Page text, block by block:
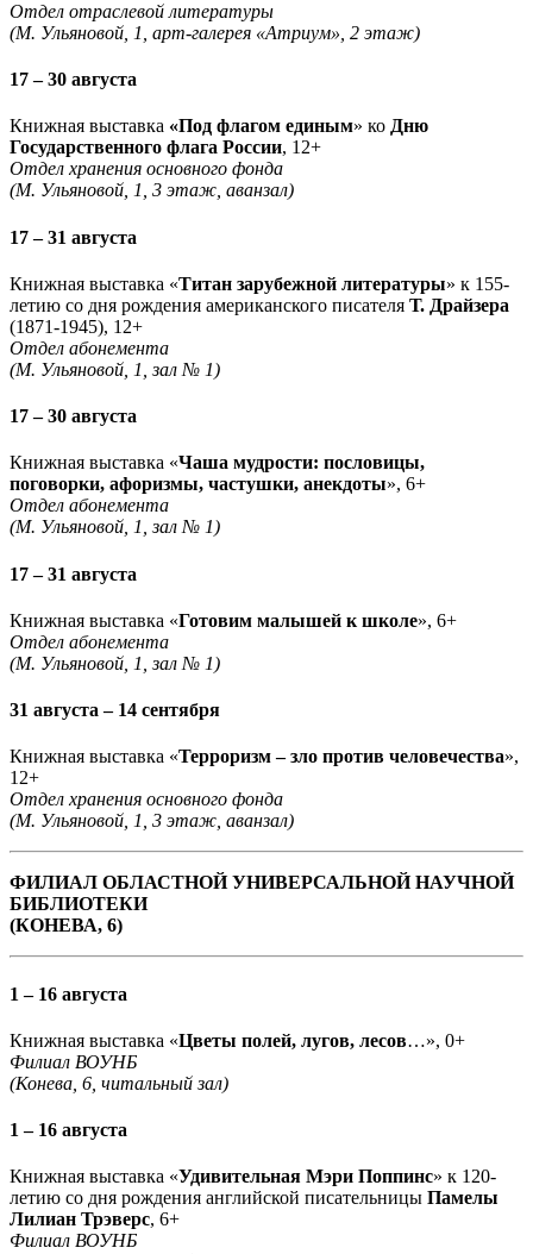
Отдел отраслевой литературы
(М. Ульяновой, 1, арт-галерея «Атриум», 2 этаж)
17 – 30 августа
Книжная выставка «Под флагом единым» ко Дню
Государственного флага России, 12+
Отдел хранения основного фонда
(М. Ульяновой, 1, 3 этаж, аванзал)
17 – 31 августа
Книжная выставка «Титан зарубежной литературы» к 155-
летию со дня рождения американского писателя Т. Драйзера
(1871-1945), 12+
Отдел абонемента
(М. Ульяновой, 1, зал № 1)
17 – 30 августа
Книжная выставка «Чаша мудрости: пословицы,
поговорки, афоризмы, частушки, анекдоты», 6+
Отдел абонемента
(М. Ульяновой, 1, зал № 1)
17 – 31 августа
Книжная выставка «Готовим малышей к школе», 6+
Отдел абонемента
(М. Ульяновой, 1, зал № 1)
31 августа – 14 сентября
Книжная выставка «Терроризм – зло против человечества»,
12+
Отдел хранения основного фонда
(М. Ульяновой, 1, 3 этаж, аванзал)
ФИЛИАЛ ОБЛАСТНОЙ УНИВЕРСАЛЬНОЙ НАУЧНОЙ
БИБЛИОТЕКИ
(КОНЕВА, 6)
1 – 16 августа
Книжная выставка «Цветы полей, лугов, лесов…», 0+
Филиал ВОУНБ
(Конева, 6, читальный зал)
1 – 16 августа
Книжная выставка «Удивительная Мэри Поппинс» к 120-
летию со дня рождения английской писательницы Памелы
Лилиан Трэверс, 6+
Филиал ВОУНБ